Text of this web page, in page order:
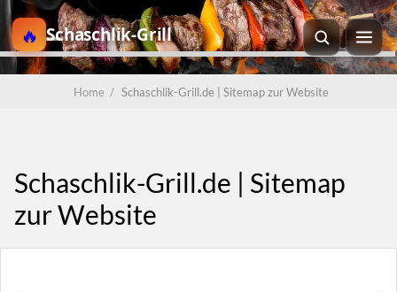
Schaschlik-Grill
Home / Schaschlik-Grill.de | Sitemap zur Website
Schaschlik-Grill.de | Sitemap
zur Website